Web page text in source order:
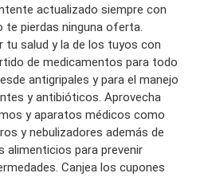
actualizado siempre con
te pierdas ninguna oferta.
tu salud y la de los tuyos con
de medicamentos para todo
antigripales y para el manejo
y antibióticos. Aprovecha
y aparatos médicos como
y nebulizadores además de
alimenticios para prevenir
Canjea los cupones